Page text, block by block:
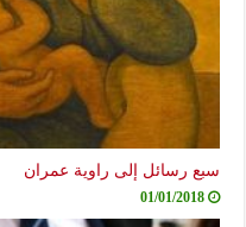
سبع رسائل إلى راوية عمران
01/01/2018